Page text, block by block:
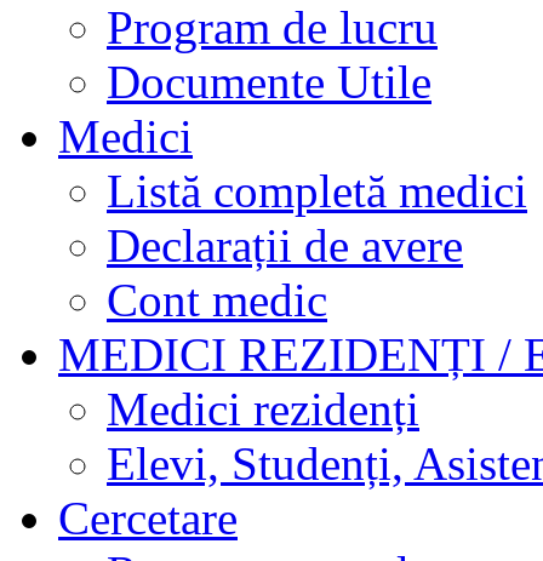
Program de lucru
Documente Utile
Medici
Listă completă medici
Declarații de avere
Cont medic
MEDICI REZIDENȚI /
Medici rezidenți
Elevi, Studenți,
Cercetare